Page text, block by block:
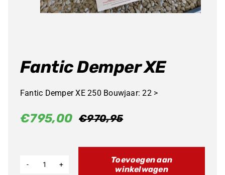
Fantic Demper XE
Fantic Demper XE 250 Bouwjaar: 22 >
€970,95Oorspronkelijke
€970,95.
€795,00
Huidige
€795,00.
Toevoegen aan
winkelwagen